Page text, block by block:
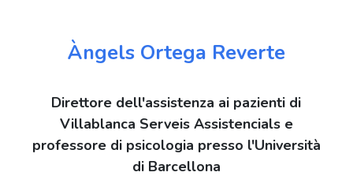
Àngels Ortega Reverte
Direttore dell'assistenza ai pazienti di
Villablanca Serveis Assistencials e
professore di psicologia presso l'Università
di Barcellona